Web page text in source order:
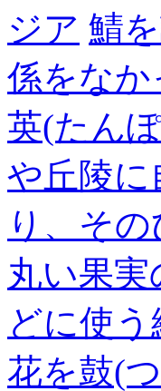
ジア 鯖
係をな
英(たん
や丘陵に
り、そ
丸い果
どに使
花を鼓(